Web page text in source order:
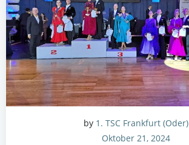
by 1. TSC Frankfurt (Oder)
Oktober 21, 2024